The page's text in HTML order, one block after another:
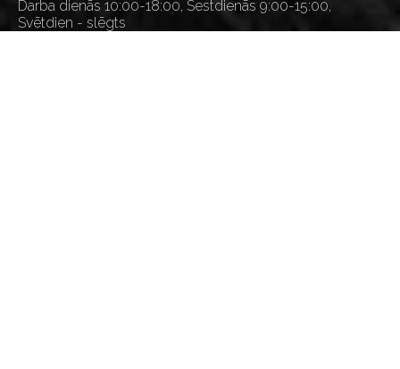
Darba dienās 10:00-18:00, Sestdienās 9:00-15:00,
Svētdien - slēgts